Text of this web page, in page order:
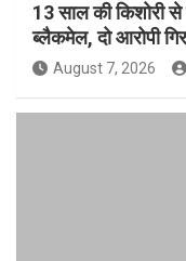
13 साल की किशोरी
ब्लैकमेल, दो आरोपी
August 7, 2026